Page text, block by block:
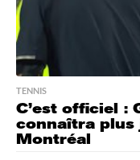
TENNIS
C’est officiel :
connaîtra plus
Montréal